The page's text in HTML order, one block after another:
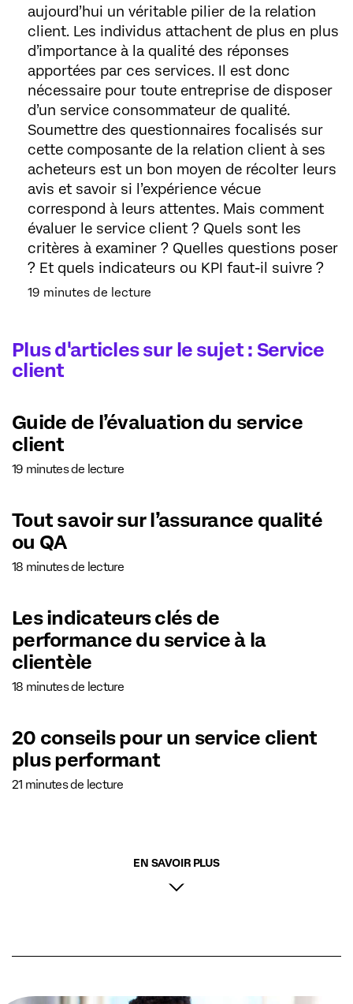
aujourd’hui un véritable pilier de la relation
client. Les individus attachent de plus en plus
d’importance à la qualité des réponses
apportées par ces services. Il est donc
nécessaire pour toute entreprise de disposer
d’un service consommateur de qualité.
Soumettre des questionnaires focalisés sur
cette composante de la relation client à ses
acheteurs est un bon moyen de récolter leurs
avis et savoir si l’expérience vécue
correspond à leurs attentes. Mais comment
évaluer le service client ? Quels sont les
critères à examiner ? Quelles questions poser
? Et quels indicateurs ou KPI faut-il suivre ?
19 minutes de lecture
Plus d'articles sur le sujet : Service
client
Guide de l’évaluation du service
client
19 minutes de lecture
Tout savoir sur l’assurance qualité
ou QA
18 minutes de lecture
Les indicateurs clés de
performance du service à la
clientèle
18 minutes de lecture
20 conseils pour un service client
plus performant
21 minutes de lecture
EN SAVOIR PLUS